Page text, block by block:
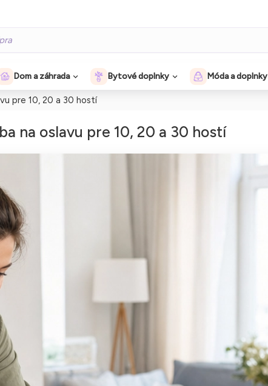
Dom a záhrada Bytové doplnky Móda a doplnky
pre 10, 20 a 30 hostí
na oslavu pre 10, 20 a 30 hostí